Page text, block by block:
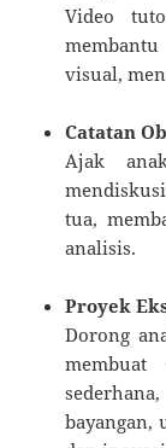
Video
visual,
Catatan
Ajak
tua,
analisis.
Proyek
Dorong
bayangan,